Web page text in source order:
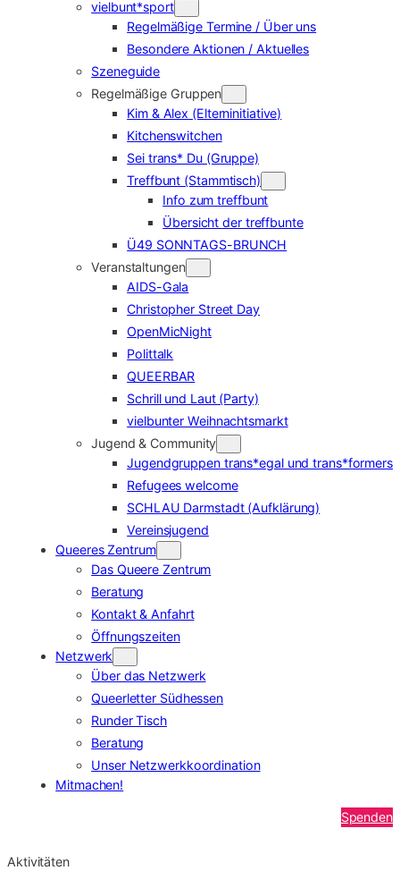
vielbunt*sport
Regelmäßige Termine / Über uns
Besondere Aktionen / Aktuelles
Szeneguide
Regelmäßige Gruppen
Kim & Alex (Elterninitiative)
Kitchenswitchen
Sei trans* Du (Gruppe)
Treffbunt (Stammtisch)
Info zum treffbunt
Übersicht der treffbunte
Ü49 SONNTAGS-BRUNCH
Veranstaltungen
AIDS-Gala
Christopher Street Day
OpenMicNight
Polittalk
QUEERBAR
Schrill und Laut (Party)
vielbunter Weihnachtsmarkt
Jugend & Community
Jugendgruppen trans*egal und trans*formers
Refugees welcome
SCHLAU Darmstadt (Aufklärung)
Vereinsjugend
Queeres Zentrum
Das Queere Zentrum
Beratung
Kontakt & Anfahrt
Öffnungszeiten
Netzwerk
Über das Netzwerk
Queerletter Südhessen
Runder Tisch
Beratung
Unser Netzwerkkoordination
Mitmachen!
Spenden
Aktivitäten